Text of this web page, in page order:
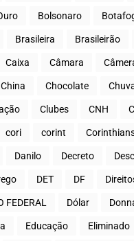
Bolsonaro
Brasileira Brasileirão
Caixa Câmara
China Chocolate
Clubes CNH
cori corint
Danilo Decreto
DET DF
FEDERAL Dólar
Educação Eliminado